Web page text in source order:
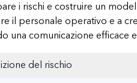
i rischi e costruire un
il personale operativo e a
una comunicazione efficace
del rischio